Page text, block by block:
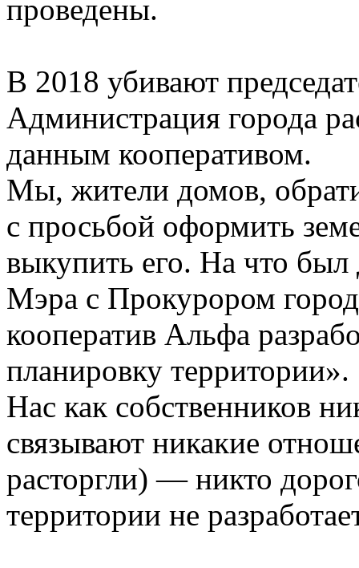
проведены.
В 2018 убивают
Администрация города
данным кооперативом.
Мы, жители домов,
с просьбой оформить
выкупить его. На что
Мэра с Прокурором
кооператив Альфа
планировку территории».
Нас как собственников
связывают никакие
расторгли) — никто
территории не